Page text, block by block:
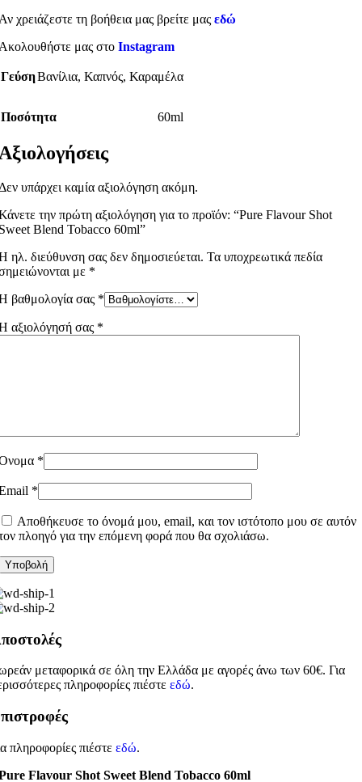
χρειάζεστε τη βοήθεια μας βρείτε μας εδώ
μας στο Instagram
ΓεύσηΒανίλια, Καπνός, Καραμέλα
Ποσότητα 60ml
υπάρχει καμία αξιολόγηση ακόμη.
την πρώτη αξιολόγηση για το προϊόν: “Pure Flavour Shot
Blend Tobacco 60ml”
ηλ. διεύθυνση σας δεν δημοσιεύεται. Τα υποχρεωτικά πεδία
με *
βαθμολογία σας *
αξιολόγησή σας *
*
*
Αποθήκευσε το όνομά μου, email, και τον ιστότοπο μου σε αυτόν
πλοηγό για την επόμενη φορά που θα σχολιάσω.
μεταφορικά σε όλη την Ελλάδα με αγορές άνω των 60€. Για
πληροφορίες πιέστε εδώ.
πληροφορίες πιέστε εδώ.
Flavour Shot Sweet Blend Tobacco 60ml